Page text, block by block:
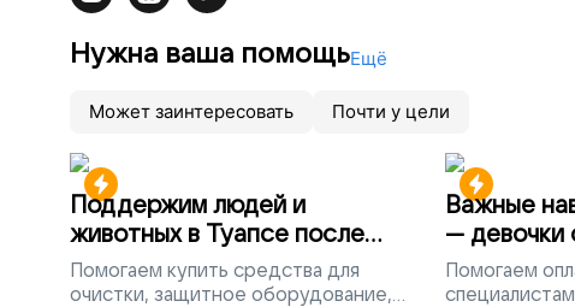
Нужна ваша помощьЕщё
Может заинтересовать Почти у цели
Поддержим людей и
животных в Туапсе после
разлива мазута
Помогаем купить средства для
очистки, защитное оборудование,
Важные
— девочки
Помогаем